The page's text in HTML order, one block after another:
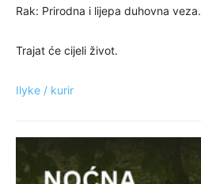
Rak: Prirodna i lijepa duhovna veza.
Trajat će cijeli život.
Ilyke / kurir